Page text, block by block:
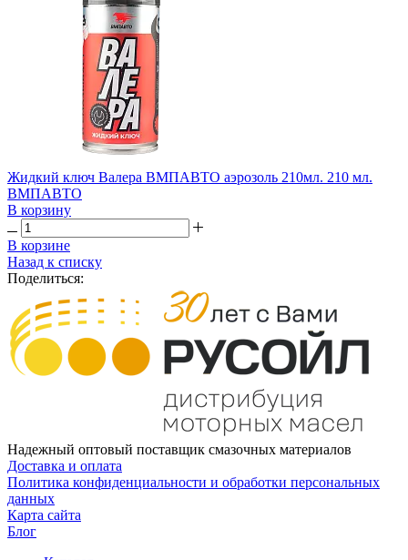
Жидкий ключ Валера ВМПАВТО аэрозоль 210мл. 210 мл.
ВМПАВТО
В корзину
В корзине
Назад к списку
Поделиться:
Надежный оптовый поставщик смазочных материалов
Доставка и оплата
Политика конфиденциальности и обработки персональных
данных
Карта сайта
Блог